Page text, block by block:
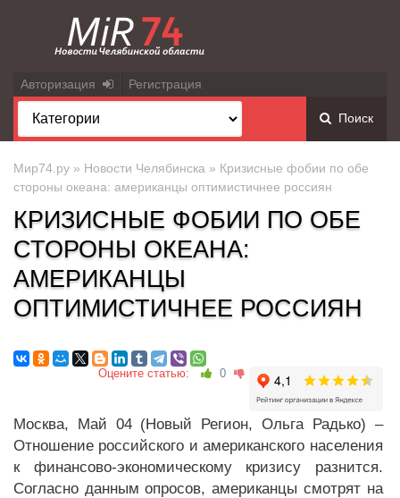
Авторизация Регистрация
Поиск
Мир74.ру » Новости Челябинска » Кризисные фобии по обе
стороны океана: американцы оптимистичнее россиян
КРИЗИСНЫЕ ФОБИИ ПО ОБЕ
СТОРОНЫ ОКЕАНА:
АМЕРИКАНЦЫ
ОПТИМИСТИЧНЕЕ РОССИЯН
Оцените статью: 0
Москва, Май 04 (Новый Регион, Ольга Радько) –
Отношение российского и американского населения
к финансово-экономическому кризису разнится.
Согласно данным опросов, американцы смотрят на